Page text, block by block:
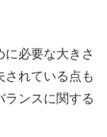
必要な大きさ
されている点も
ランスに関する